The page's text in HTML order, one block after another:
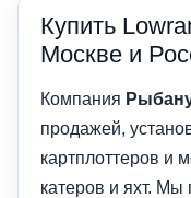
Купить
Москве и
Компания
продажей,
картплоттеров и
катеров и яхт.